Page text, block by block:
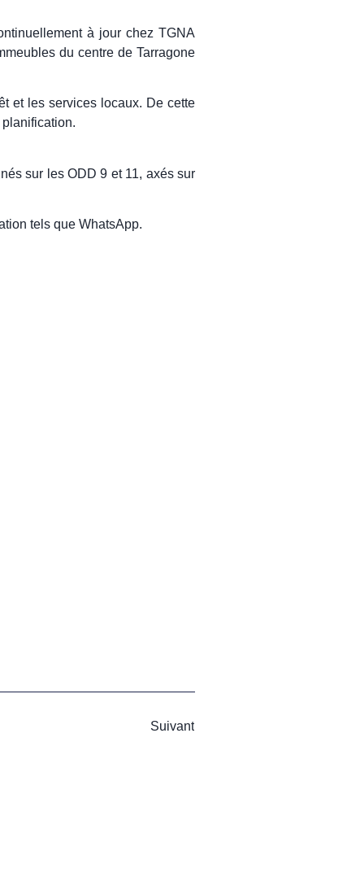
à jour chez TGNA
du centre de Tarragone
et les services locaux. De cette
sur les ODD 9 et 11, axés sur
tels que WhatsApp.
Suivant